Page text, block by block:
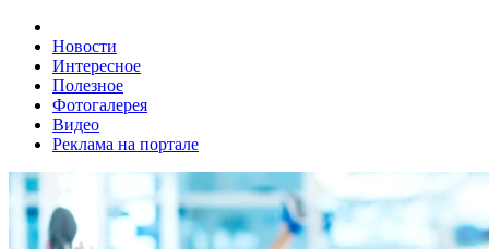
Новости
Интересное
Полезное
Фотогалерея
Видео
Реклама на портале